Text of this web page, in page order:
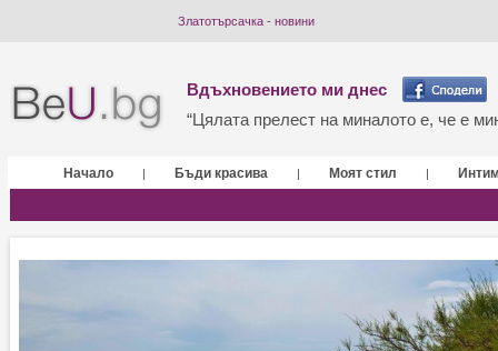
Златотърсачка - новини
Вдъхновението ми днес
“Цялата прелест на миналото е, че е
Начало | Бъди красива | Моят стил |